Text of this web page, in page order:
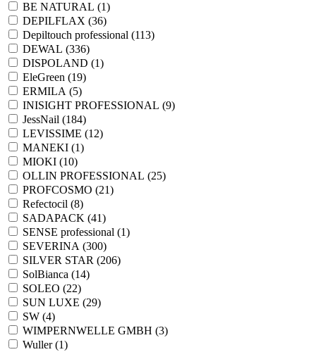
BE NATURAL (1)
DEPILFLAX (36)
Depiltouch professional (113)
DEWAL (336)
DISPOLAND (1)
EleGreen (19)
ERMILA (5)
INISIGHT PROFESSIONAL (9)
JessNail (184)
LEVISSIME (12)
MANEKI (1)
MIOKI (10)
OLLIN PROFESSIONAL (25)
PROFCOSMO (21)
Refectocil (8)
SADAPACK (41)
SENSE professional (1)
SEVERINA (300)
SILVER STAR (206)
SolBianca (14)
SOLEO (22)
SUN LUXE (29)
SW (4)
WIMPERNWELLE GMBH (3)
Wuller (1)